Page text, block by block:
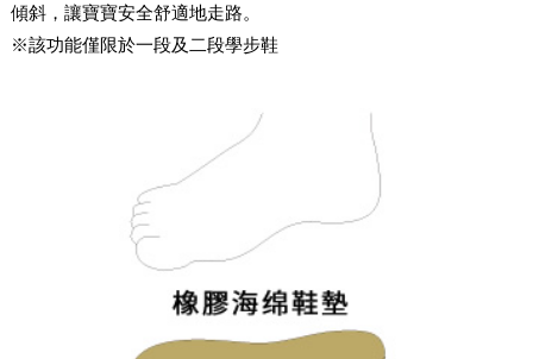
傾斜，讓寶寶安全舒適地走路。
※該功能僅限於一段及二段學步鞋